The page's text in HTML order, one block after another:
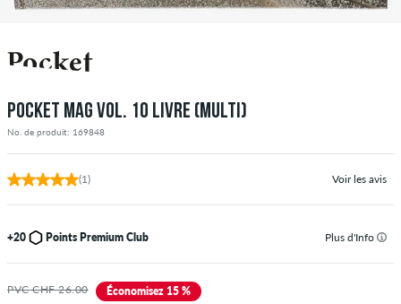
POCKET MAG VOL. 10 LIVRE (MULTI)
No. de produit: 169848
(1) Voir les avis
+20 Points Premium Club Plus d'Info
PVC CHF 26.00 Économisez 15 %